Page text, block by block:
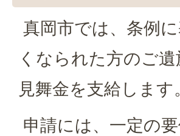
真岡市では、条例
くなられた方のご
見舞金を支給します
申請には、一定の